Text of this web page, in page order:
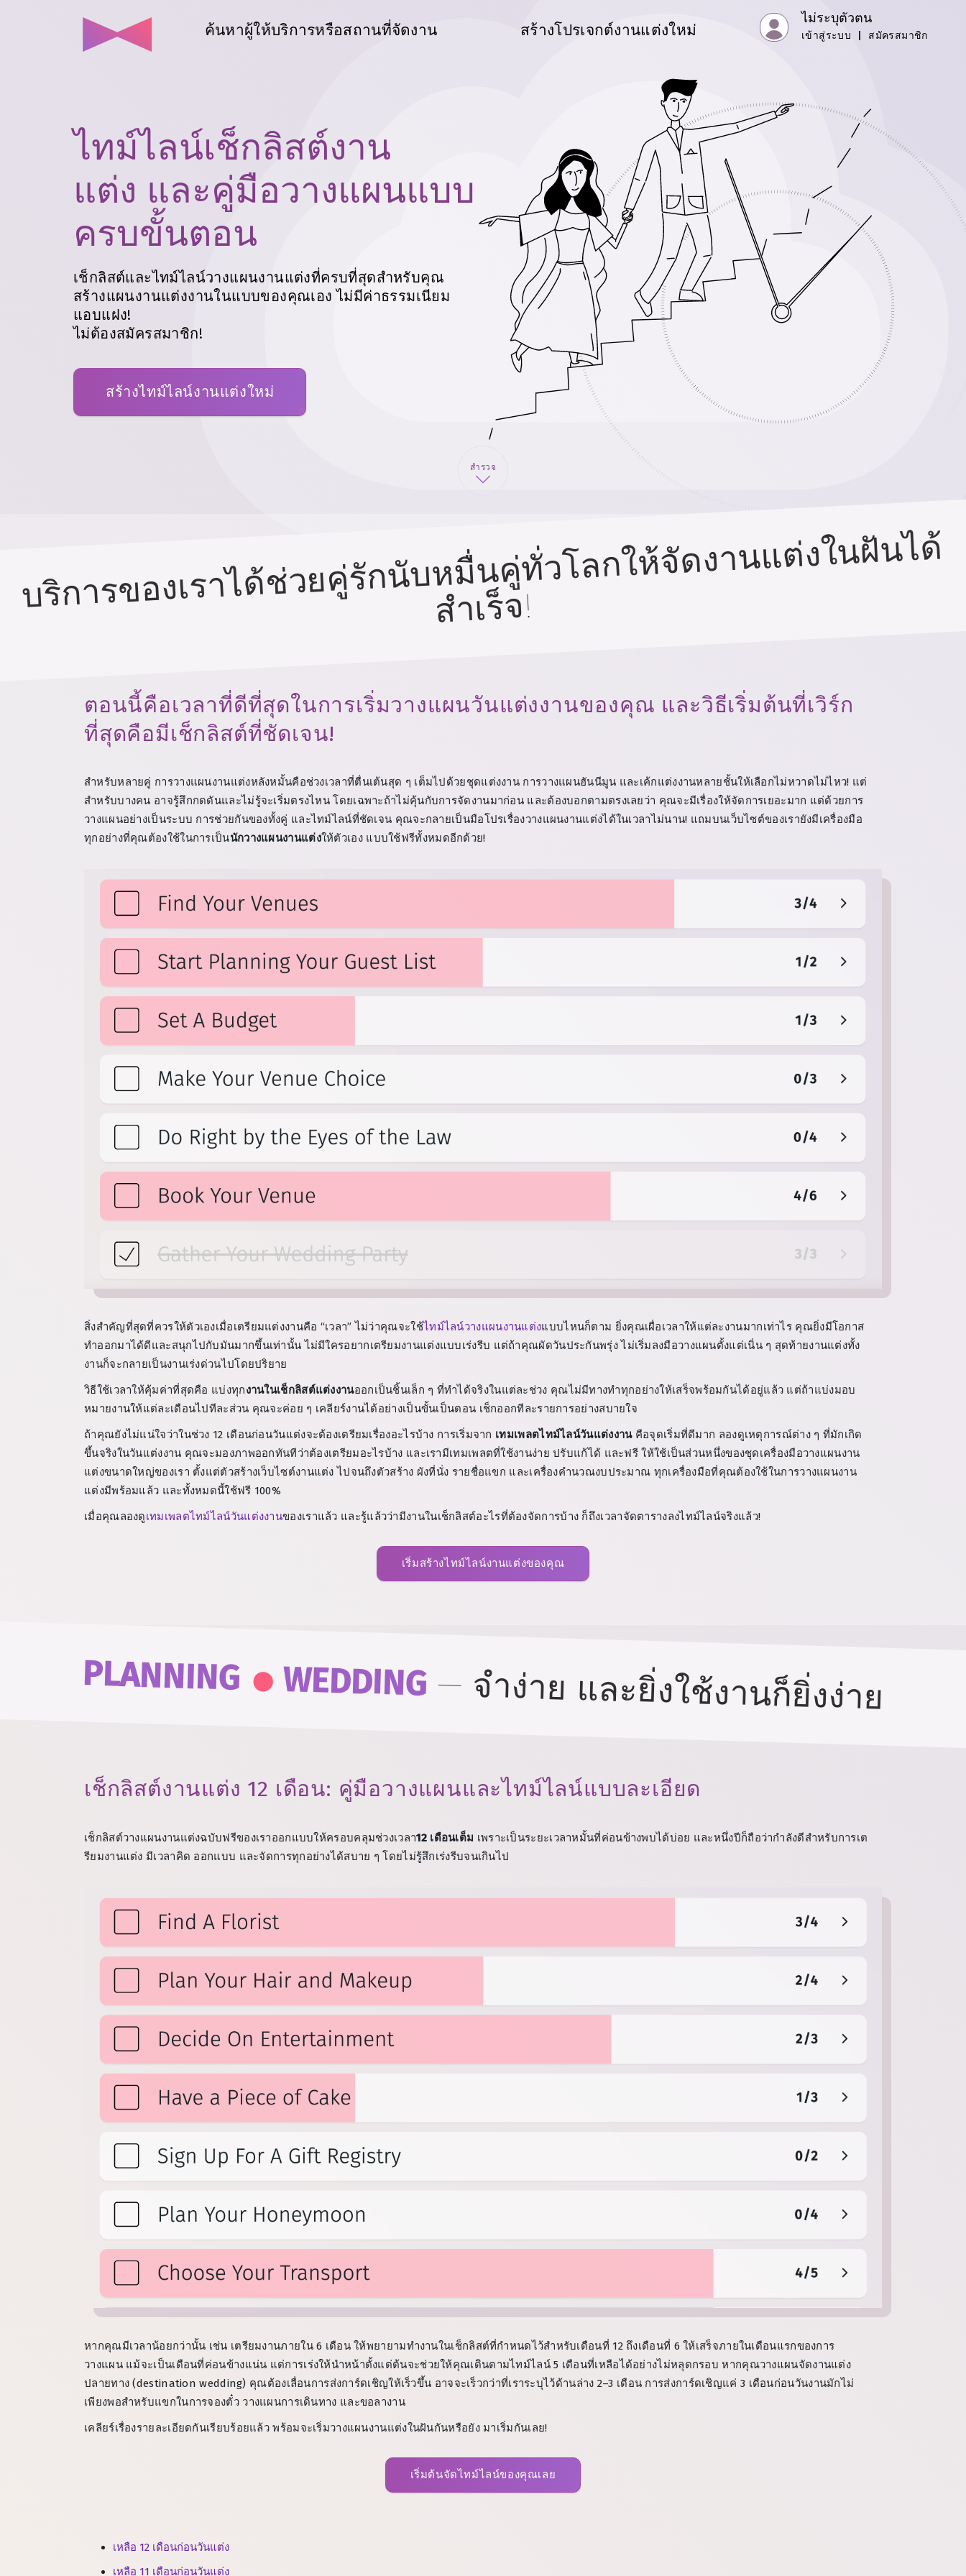
ค้นหาผู้ให้บริการหรือสถานที่จัดงาน สร้างโปรเจกต์งานแต่งใหม่
ไม่ระบุตัวตน
เข้าสู่ระบบ สมัครสมาชิก
ไทม์ไลน์เช็กลิสต์งาน
แต่ง และคู่มือวางแผนแบบ
ครบขั้นตอน
เช็กลิสต์และไทม์ไลน์วางแผนงานแต่งที่ครบที่สุดสำหรับคุณ
สร้างแผนงานแต่งงานในแบบของคุณเอง ไม่มีค่าธรรมเนียม
แอบแฝง!
ไม่ต้องสมัครสมาชิก!
สร้างไทม์ไลน์งานแต่งใหม่
สำรวจ
บริการของเราได้ช่วยคู่รักนับหมื่นคู่ทั่วโลกให้จัดงานแต่งในฝันได้
สำเร็จ!
ตอนนี้คือเวลาที่ดีที่สุดในการเริ่มวางแผนวันแต่งงานของคุณ และวิธีเริ่มต้นที่เวิร์ก
ที่สุดคือมีเช็กลิสต์ที่ชัดเจน!
สำหรับหลายคู่ การวางแผนงานแต่งหลังหมั้นคือช่วงเวลาที่ตื่นเต้นสุด ๆ เต็มไปด้วยชุดแต่งงาน การวางแผนฮันนีมูน และเค้กแต่งงานหลายชั้นให้เลือกไม่หวาดไม่ไหว! แต่
สำหรับบางคน อาจรู้สึกกดดันและไม่รู้จะเริ่มตรงไหน โดยเฉพาะถ้าไม่คุ้นกับการจัดงานมาก่อน และต้องบอกตามตรงเลยว่า คุณจะมีเรื่องให้จัดการเยอะมาก แต่ด้วยการ
วางแผนอย่างเป็นระบบ การช่วยกันของทั้งคู่ และไทม์ไลน์ที่ชัดเจน คุณจะกลายเป็นมือโปรเรื่องวางแผนงานแต่งได้ในเวลาไม่นาน! แถมบนเว็บไซต์ของเรายังมีเครื่องมือ
ทุกอย่างที่คุณต้องใช้ในการเป็นนักวางแผนงานแต่งให้ตัวเอง แบบใช้ฟรีทั้งหมดอีกด้วย!
สิ่งสำคัญที่สุดที่ควรให้ตัวเองเมื่อเตรียมแต่งงานคือ “เวลา” ไม่ว่าคุณจะใช้ไทม์ไลน์วางแผนงานแต่งแบบไหนก็ตาม ยิ่งคุณเผื่อเวลาให้แต่ละงานมากเท่าไร คุณยิ่งมีโอกาส
ทำออกมาได้ดีและสนุกไปกับมันมากขึ้นเท่านั้น ไม่มีใครอยากเตรียมงานแต่งแบบเร่งรีบ แต่ถ้าคุณผัดวันประกันพรุ่ง ไม่เริ่มลงมือวางแผนตั้งแต่เนิ่น ๆ สุดท้ายงานแต่งทั้ง
งานก็จะกลายเป็นงานเร่งด่วนไปโดยปริยาย
วิธีใช้เวลาให้คุ้มค่าที่สุดคือ แบ่งทุกงานในเช็กลิสต์แต่งงานออกเป็นชิ้นเล็ก ๆ ที่ทำได้จริงในแต่ละช่วง คุณไม่มีทางทำทุกอย่างให้เสร็จพร้อมกันได้อยู่แล้ว แต่ถ้าแบ่งมอบ
หมายงานให้แต่ละเดือนไปทีละส่วน คุณจะค่อย ๆ เคลียร์งานได้อย่างเป็นขั้นเป็นตอน เช็กออกทีละรายการอย่างสบายใจ
ถ้าคุณยังไม่แน่ใจว่าในช่วง 12 เดือนก่อนวันแต่งจะต้องเตรียมเรื่องอะไรบ้าง การเริ่มจาก เทมเพลตไทม์ไลน์วันแต่งงานคือจุดเริ่มที่ดีมาก ลองดูเหตุการณ์ต่าง ๆ ที่มักเกิด
ขึ้นจริงในวันแต่งงาน คุณจะมองภาพออกทันทีว่าต้องเตรียมอะไรบ้าง และเรามีเทมเพลตที่ใช้งานง่าย ปรับแก้ได้ และฟรี ให้ใช้เป็นส่วนหนึ่งของชุดเครื่องมือวางแผนงาน
แต่งขนาดใหญ่ของเรา ตั้งแต่ตัวสร้างเว็บไซต์งานแต่ง ไปจนถึงตัวสร้าง ผังที่นั่ง รายชื่อแขก และเครื่องคำนวณงบประมาณ ทุกเครื่องมือที่คุณต้องใช้ในการวางแผนงาน
แต่งมีพร้อมแล้ว และทั้งหมดนี้ใช้ฟรี 100%
เมื่อคุณลองดูเทมเพลตไทม์ไลน์วันแต่งงานของเราแล้ว และรู้แล้วว่ามีงานในเช็กลิสต์อะไรที่ต้องจัดการบ้าง ก็ถึงเวลาจัดตารางลงไทม์ไลน์จริงแล้ว!
เริ่มสร้างไทม์ไลน์งานแต่งของคุณ
PLANNING . WEDDING— จำง่าย และยิ่งใช้งานก็ยิ่งง่าย
เช็กลิสต์งานแต่ง 12 เดือน: คู่มือวางแผนและไทม์ไลน์แบบละเอียด
เช็กลิสต์วางแผนงานแต่งฉบับฟรีของเราออกแบบให้ครอบคลุมช่วงเวลา12 เดือนเต็ม เพราะเป็นระยะเวลาหมั้นที่ค่อนข้างพบได้บ่อย และหนึ่งปีก็ถือว่ากำลังดีสำหรับการเต
รียมงานแต่ง มีเวลาคิด ออกแบบ และจัดการทุกอย่างได้สบาย ๆ โดยไม่รู้สึกเร่งรีบจนเกินไป
หากคุณมีเวลาน้อยกว่านั้น เช่น เตรียมงานภายใน 6 เดือน ให้พยายามทำงานในเช็กลิสต์ที่กำหนดไว้สำหรับเดือนที่ 12 ถึงเดือนที่ 6 ให้เสร็จภายในเดือนแรกของการ
วางแผน แม้จะเป็นเดือนที่ค่อนข้างแน่น แต่การเร่งให้นำหน้าตั้งแต่ต้นจะช่วยให้คุณเดินตามไทม์ไลน์ 5 เดือนที่เหลือได้อย่างไม่หลุดกรอบ หากคุณวางแผนจัดงานแต่ง
ปลายทาง (destination wedding) คุณต้องเลื่อนการส่งการ์ดเชิญให้เร็วขึ้น อาจจะเร็วกว่าที่เราระบุไว้ด้านล่าง 2–3 เดือน การส่งการ์ดเชิญแค่ 3 เดือนก่อนวันงานมักไม่
เพียงพอสำหรับแขกในการจองตั๋ว วางแผนการเดินทาง และขอลางาน
เคลียร์เรื่องรายละเอียดกันเรียบร้อยแล้ว พร้อมจะเริ่มวางแผนงานแต่งในฝันกันหรือยัง มาเริ่มกันเลย!
เริ่มต้นจัดไทม์ไลน์ของคุณเลย
เหลือ 12 เดือนก่อนวันแต่ง
เหลือ 11 เดือนก่อนวันแต่ง